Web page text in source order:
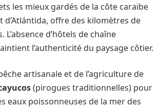
les mieux gardés de la côte caraïbe
offre des kilomètres de
d’hôtels de chaîne
l’authenticité du paysage côtier.
artisanale et de l’agriculture de
(pirogues traditionnelles) pour
eaux poissonneuses de la mer des